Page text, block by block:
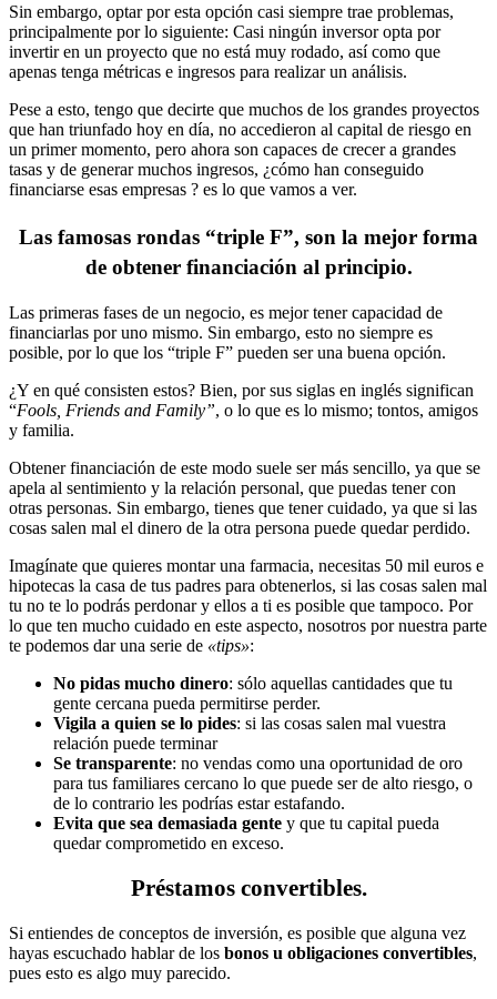
Sin embargo, optar por esta opción casi siempre trae problemas,
principalmente por lo siguiente: Casi ningún inversor opta por
invertir en un proyecto que no está muy rodado, así como que
apenas tenga métricas e ingresos para realizar un análisis.
Pese a esto, tengo que decirte que muchos de los grandes proyectos
que han triunfado hoy en día, no accedieron al capital de riesgo en
un primer momento, pero ahora son capaces de crecer a grandes
tasas y de generar muchos ingresos, ¿cómo han conseguido
financiarse esas empresas ? es lo que vamos a ver.
Las famosas rondas “triple F”, son la mejor forma
de obtener financiación al principio.
Las primeras fases de un negocio, es mejor tener capacidad de
financiarlas por uno mismo. Sin embargo, esto no siempre es
posible, por lo que los “triple F” pueden ser una buena opción.
¿Y en qué consisten estos? Bien, por sus siglas en inglés significan
“Fools, Friends and Family”, o lo que es lo mismo; tontos, amigos
y familia.
Obtener financiación de este modo suele ser más sencillo, ya que se
apela al sentimiento y la relación personal, que puedas tener con
otras personas. Sin embargo, tienes que tener cuidado, ya que si las
cosas salen mal el dinero de la otra persona puede quedar perdido.
Imagínate que quieres montar una farmacia, necesitas 50 mil euros e
hipotecas la casa de tus padres para obtenerlos, si las cosas salen mal
tu no te lo podrás perdonar y ellos a ti es posible que tampoco. Por
lo que ten mucho cuidado en este aspecto, nosotros por nuestra parte
te podemos dar una serie de «tips»:
No pidas mucho dinero: sólo aquellas cantidades que tu
gente cercana pueda permitirse perder.
Vigila a quien se lo pides: si las cosas salen mal vuestra
relación puede terminar
Se transparente: no vendas como una oportunidad de oro
para tus familiares cercano lo que puede ser de alto riesgo, o
de lo contrario les podrías estar estafando.
Evita que sea demasiada gente y que tu capital pueda
quedar comprometido en exceso.
Préstamos convertibles.
Si entiendes de conceptos de inversión, es posible que alguna vez
hayas escuchado hablar de los bonos u obligaciones convertibles,
pues esto es algo muy parecido.